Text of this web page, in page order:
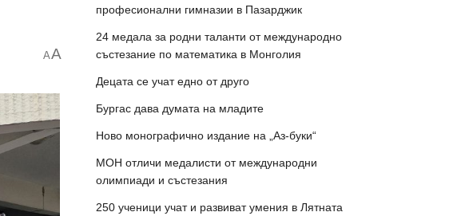
AA
професионални гимназии в Пазарджик
24 медала за родни таланти от международно
състезание по математика в Монголия
Децата се учат едно от друго
Бургас дава думата на младите
Ново монографично издание на „Аз-буки“
МОН отличи медалисти от международни
олимпиади и състезания
250 ученици учат и развиват умения в Лятната